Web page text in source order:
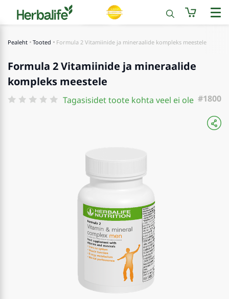
Pealeht Tooted Formula 2 Vitamiinide ja mineraalide kompleks meestele
Formula 2 Vitamiinide ja mineraalide
kompleks meestele
Tagasisidet toote kohta veel ei ole #1800